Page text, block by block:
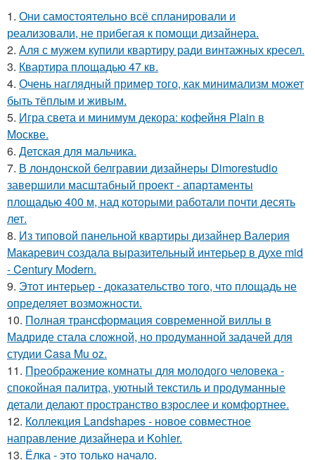
1. Они самостоятельно всё спланировали и
реализовали, не прибегая к помощи дизайнера.
2. Аля с мужем купили квартиру ради винтажных кресел.
3. Квартира площадью 47 кв.
4. Очень наглядный пример того, как минимализм может
быть тёплым и живым.
5. Игра света и минимум декора: кофейня Plain в
Москве.
6. Детская для мальчика.
7. В лондонской белгравии дизайнеры Dimorestudio
завершили масштабный проект - апартаменты
площадью 400 м, над которыми работали почти десять
лет.
8. Из типовой панельной квартиры дизайнер Валерия
Макаревич создала выразительный интерьер в духе mid
- Century Modern.
9. Этот интерьер - доказательство того, что площадь не
определяет возможности.
10. Полная трансформация современной виллы в
Мадриде стала сложной, но продуманной задачей для
студии Casa Mu oz.
11. Преображение комнаты для молодого человека -
спокойная палитра, уютный текстиль и продуманные
детали делают пространство взрослее и комфортнее.
12. Коллекция Landshapes - новое совместное
направление дизайнера и Kohler.
13. Ёлка - это только начало.